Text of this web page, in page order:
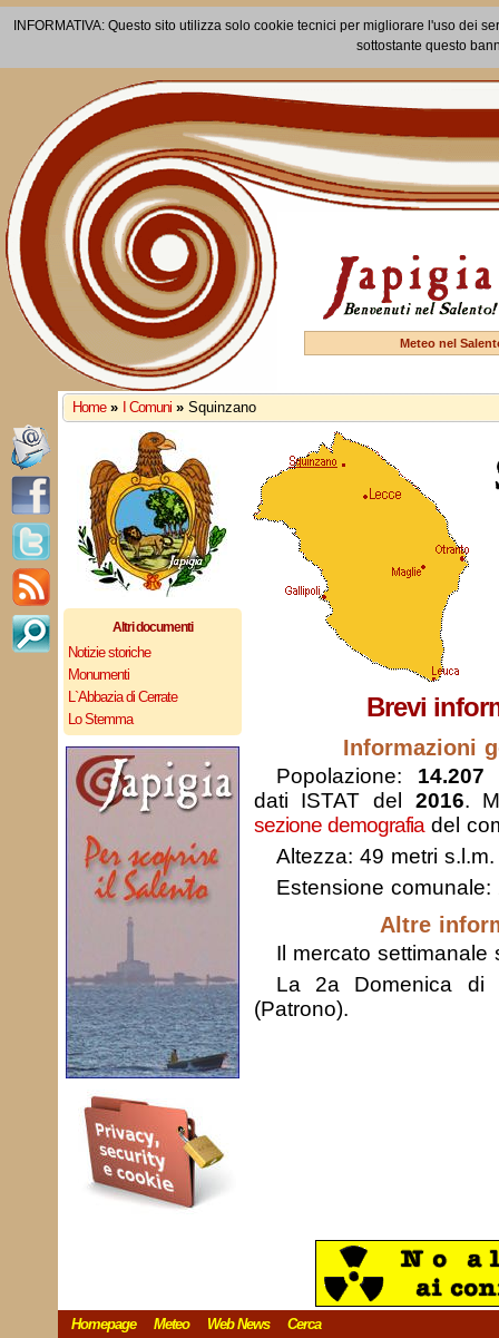
INFORMATIVA: Questo sito utilizza solo cookie tecnici per migliorare l'uso dei
sottostante questo
Meteo nel
Home » I Comuni » Squinzano
Altri documenti
Notizie storiche
Monumenti
L`Abbazia di Cerrate
Lo Stemma
Brevi
Informazioni
Popolazione: 14.207
dati ISTAT del 2016.
sezione demografiadel
Altezza: 49 metri s.l.m.
Estensione comunale:
Altre
Il mercato
La 2a Domenica di
(Patrono).
Homepage Meteo Web News Cerca